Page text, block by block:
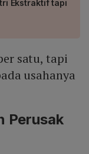
Ekstraktif tapi
satu, tapi
usahanya
Perusak